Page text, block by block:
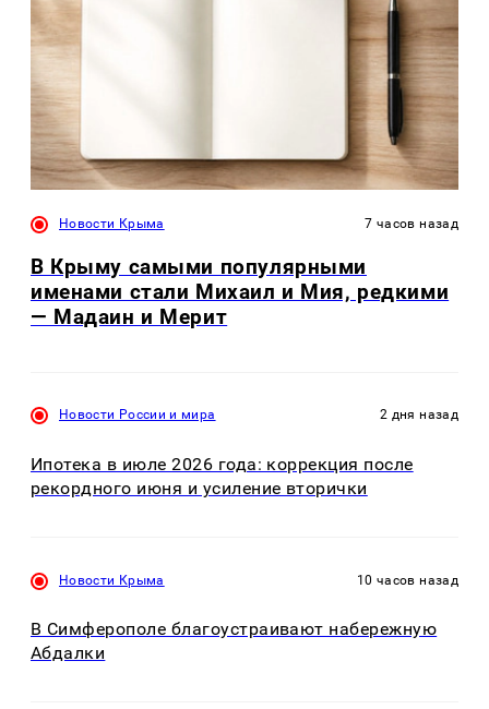
Новости Крыма 7 часов назад
В Крыму самыми популярными
именами стали Михаил и Мия, редкими
— Мадаин и Мерит
Новости России и мира 2 дня назад
Ипотека в июле 2026 года: коррекция после
рекордного июня и усиление вторички
Новости Крыма 10 часов назад
В Симферополе благоустраивают набережную
Абдалки